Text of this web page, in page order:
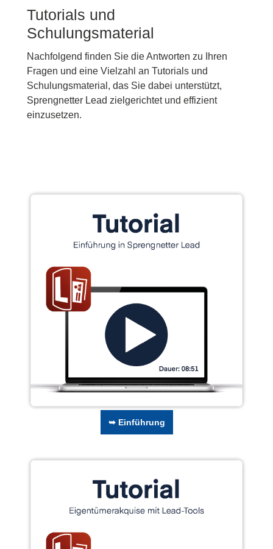
Tutorials und
Schulungsmaterial
Nachfolgend finden Sie die Antworten zu Ihren
Fragen und eine Vielzahl an Tutorials und
Schulungsmaterial, das Sie dabei unterstützt,
Sprengnetter Lead zielgerichtet und effizient
einzusetzen.
➥ Einführung